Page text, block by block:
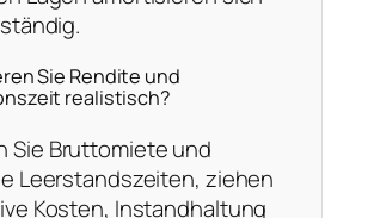
Sie Rendite und
realistisch?
Sie Bruttomiete und
Leerstandszeiten, ziehen
Kosten, Instandhaltung